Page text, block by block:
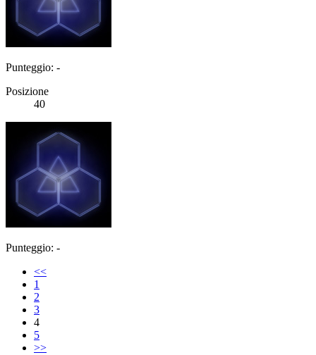
Punteggio: -
Posizione
40
Punteggio: -
<<
1
2
3
4
5
>>